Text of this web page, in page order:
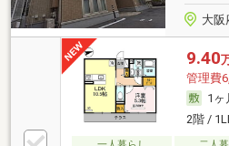
大阪
9.40
管理費
1ヶ
2階 /